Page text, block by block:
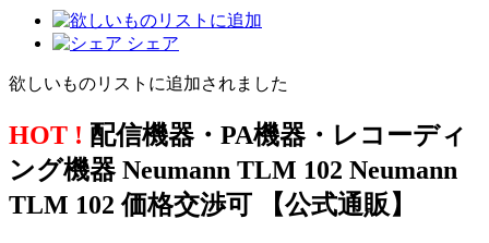
シェア
欲しいものリストに追加されました
HOT ! 配信機器・PA機器・レコーディ
ング機器 Neumann TLM 102 Neumann
TLM 102 価格交渉可 【公式通販】